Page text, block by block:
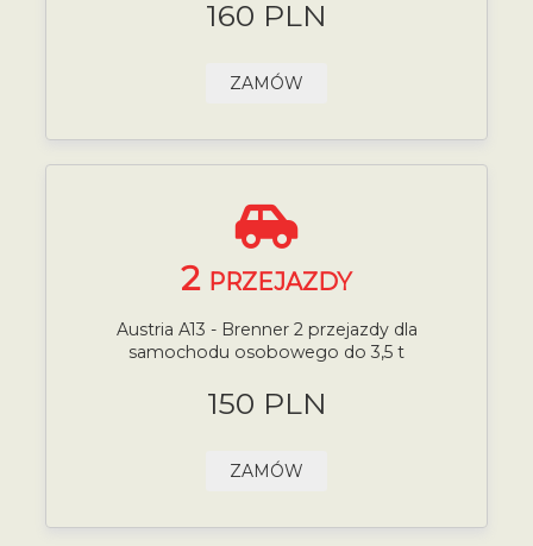
160 PLN
ZAMÓW
2 PRZEJAZDY
Austria A13 - Brenner 2 przejazdy dla
samochodu osobowego do 3,5 t
150 PLN
ZAMÓW